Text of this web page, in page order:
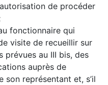
de procéder
fonctionnaire qui
visite de recueillir sur
prévues au III bis, des
auprès de
son représentant et, s’il